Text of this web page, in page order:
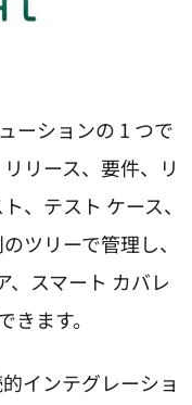
ーションの 1 つで
リース、要件、リ
、テスト ケース、
ツリーで管理し、
、スマート カバレ
ます。
インテグレーショ